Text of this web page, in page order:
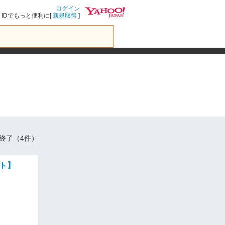
ログイン
IDでもっと便利に[新規取得 ]
了（4件）
】